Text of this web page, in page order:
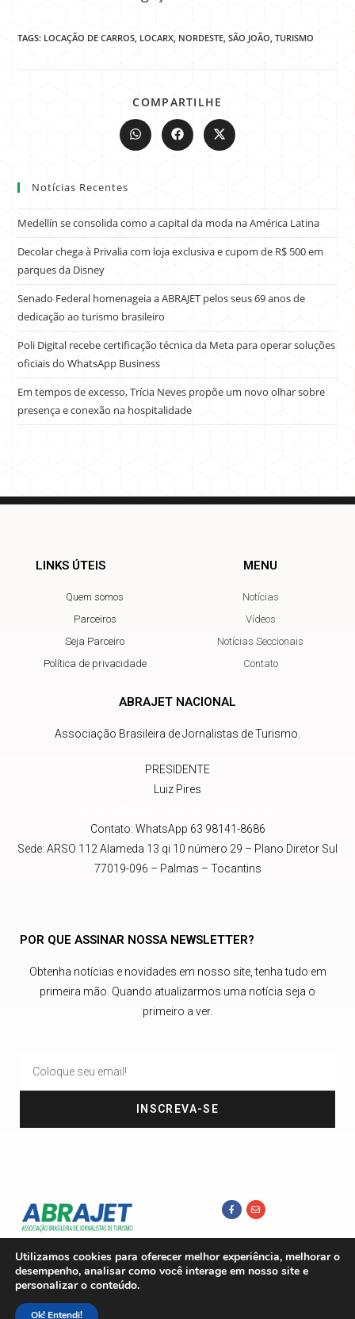
TAGS: LOCAÇÃO DE CARROS LOCARX NORDESTE SÃO JOÃO TURISMO
COMPARTILHE
Notícias Recentes
Medellín se consolida como a capital da moda na América Latina
Decolar chega à Privalia com loja exclusiva e cupom de R$ 500 em
parques da Disney
Senado Federal homenageia a ABRAJET pelos seus 69 anos de
dedicação ao turismo brasileiro
Poli Digital recebe certificação técnica da Meta para operar soluções
oficiais do WhatsApp Business
Em tempos de excesso, Trícia Neves propõe um novo olhar sobre
presença e conexão na hospitalidade
LINKS ÚTEIS
Quem somos
Parceiros
Seja Parceiro
Política de privacidade
MENU
Notícias
Vídeos
Notícias Seccionais
Contato
ABRAJET NACIONAL
Associação Brasileira de Jornalistas de Turismo.
PRESIDENTE
Luiz Pires
Contato: WhatsApp 63 98141-8686
Sede: ARSO 112 Alameda 13 qi 10 número 29 – Plano Diretor Sul
77019-096 – Palmas – Tocantins
POR QUE ASSINAR NOSSA NEWSLETTER?
Obtenha notícias e novidades em nosso site, tenha tudo em
primeira mão. Quando atualizarmos uma notícia seja o
primeiro a ver.
INSCREVA-SE
Utilizamos cookies para oferecer melhor experiência, melhorar o
desempenho, analisar como você interage em nosso site e
personalizar o conteúdo.
Ok! Entendi!